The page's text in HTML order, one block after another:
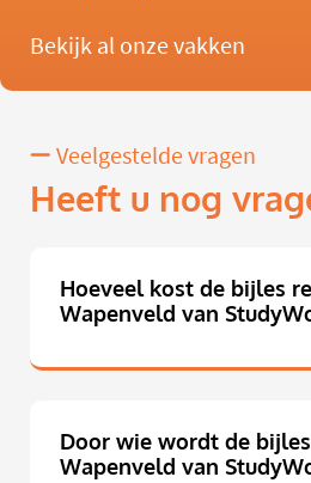
Bekijk al onze vakken
Veelgestelde vragen
Heeft u nog
Hoeveel kost de bijles
Wapenveld van
Door wie wordt de
Wapenveld van